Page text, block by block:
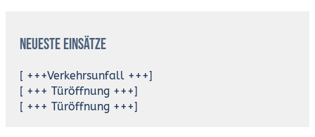
Neueste Einsätze
[ +++Verkehrsunfall +++]
[ +++ Türöffnung +++]
[ +++ Türöffnung +++]